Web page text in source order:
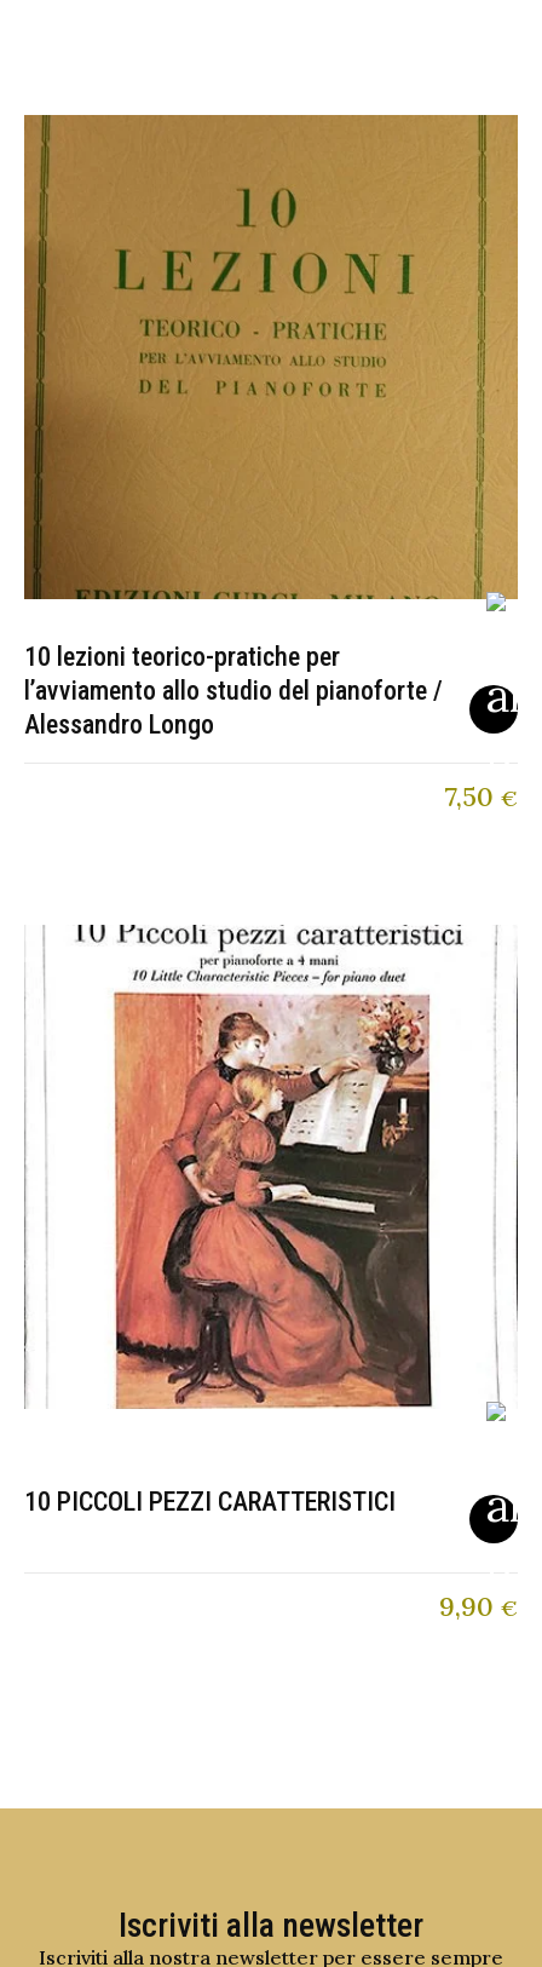
10 lezioni teorico-pratiche per
l’avviamento allo studio del pianoforte /
Alessandro Longo
7,50 €
10 PICCOLI PEZZI CARATTERISTICI
9,90 €
Iscriviti alla newsletter
Iscriviti alla nostra newsletter per essere sempre